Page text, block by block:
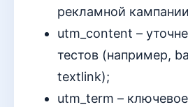
рекламной
utm_content –
тестов (например,
textlink);
utm_term –